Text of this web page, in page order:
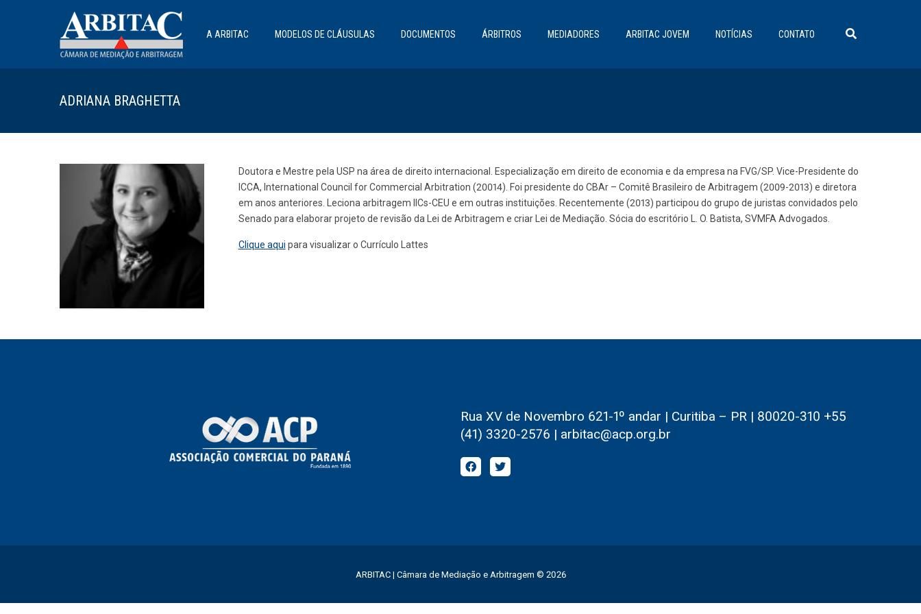
A ARBITAC MODELOS DE CLÁUSULAS DOCUMENTOS ÁRBITROS MEDIADORES ARBITAC JOVEM NOTÍCIAS CONTATO
ADRIANA BRAGHETTA
Doutora e Mestre pela USP na área de direito internacional. Especialização em direito de economia e da empresa na FVG/SP. Vice-Presidente do
ICCA, International Council for Commercial Arbitration (20014). Foi presidente do CBAr – Comitê Brasileiro de Arbitragem (2009-2013) e diretora
em anos anteriores. Leciona arbitragem IICs-CEU e em outras instituições. Recentemente (2013) participou do grupo de juristas convidados pelo
Senado para elaborar projeto de revisão da Lei de Arbitragem e criar Lei de Mediação. Sócia do escritório L. O. Batista, SVMFA Advogados.
Clique aqui para visualizar o Currículo Lattes
Rua XV de Novembro 621-1º andar | Curitiba – PR | 80020-310 +55
(41) 3320-2576 | arbitac@acp.org.br
ARBITAC | Câmara de Mediação e Arbitragem © 2026